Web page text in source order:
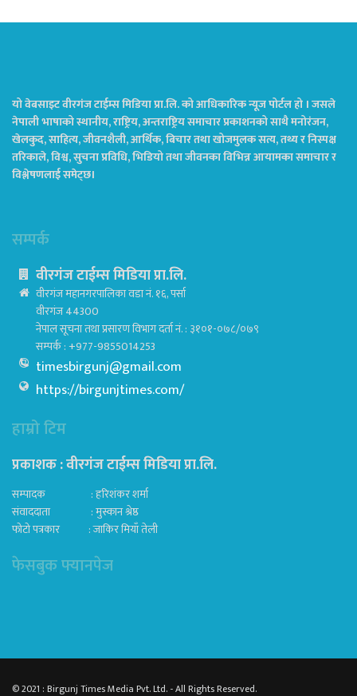
यो वेबसाइट वीरगंज टाईम्स मिडिया प्रा.लि. को आधिकारिक न्यूज पोर्टल हो । जसले
नेपाली भाषाको स्थानीय, राष्ट्रिय, अन्तराष्ट्रिय समाचार प्रकाशनको साथै मनोरंजन,
खेलकुद, साहित्य, जीवनशैली, आर्थिक, बिचार तथा खोजमुलक सत्य, तथ्य र निस्पक्ष
तरिकाले, विश्व, सुचना प्रविधि, भिडियो तथा जीवनका विभिन्न आयामका समाचार र
विश्लेषणलाई समेट्छ।
सम्पर्क
वीरगंज टाईम्स मिडिया प्रा.लि.
वीरगंज महानगरपालिका वडा नं. १६, पर्सा
वीरगंज 44300
नेपाल सूचना तथा प्रसारण विभाग दर्ता नं. : ३१०१-०७८/०७९
सम्पर्क : +977-9855014253
timesbirgunj@gmail.com
https://birgunjtimes.com/
हाम्रो टिम
प्रकाशक : वीरगंज टाईम्स मिडिया प्रा‍.लि.
सम्पादक : हरिशंकर शर्मा
संवाददाता : मुस्कान श्रेष्ठ
फोटो पत्रकार : जाकिर मियाँ तेली
फेसबुक फ्यानपेज
© 2021 : Birgunj Times Media Pvt. Ltd. - All Rights Reserved.